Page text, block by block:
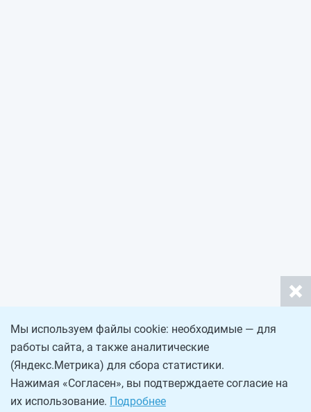
Мы используем файлы cookie: необходимые — для
работы сайта, а также аналитические
(Яндекс.Метрика) для сбора статистики.
Нажимая «Согласен», вы подтверждаете согласие на
их использование. Подробнее